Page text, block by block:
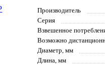
Производитель
Серия
Взвешенное
Возможно
Диаметр, мм
Длина, мм